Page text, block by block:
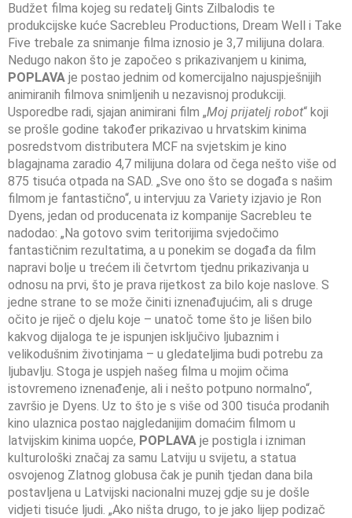
Budžet filma kojeg su redatelj Gints Zilbalodis te
produkcijske kuće Sacrebleu Productions, Dream Well i Take
Five trebale za snimanje filma iznosio je 3,7 milijuna dolara.
Nedugo nakon što je započeo s prikazivanjem u kinima,
POPLAVA je postao jednim od komercijalno najuspješnijih
animiranih filmova snimljenih u nezavisnoj produkciji.
Usporedbe radi, sjajan animirani film „Moj prijatelj robot“ koji
se prošle godine također prikazivao u hrvatskim kinima
posredstvom distributera MCF na svjetskim je kino
blagajnama zaradio 4,7 milijuna dolara od čega nešto više od
875 tisuća otpada na SAD. „Sve ono što se događa s našim
filmom je fantastično“, u intervjuu za Variety izjavio je Ron
Dyens, jedan od producenata iz kompanije Sacrebleu te
nadodao: „Na gotovo svim teritorijima svjedočimo
fantastičnim rezultatima, a u ponekim se događa da film
napravi bolje u trećem ili četvrtom tjednu prikazivanja u
odnosu na prvi, što je prava rijetkost za bilo koje naslove. S
jedne strane to se može činiti iznenađujućim, ali s druge
očito je riječ o djelu koje – unatoč tome što je lišen bilo
kakvog dijaloga te je ispunjen isključivo ljubaznim i
velikodušnim životinjama – u gledateljima budi potrebu za
ljubavlju. Stoga je uspjeh našeg filma u mojim očima
istovremeno iznenađenje, ali i nešto potpuno normalno“,
završio je Dyens. Uz to što je s više od 300 tisuća prodanih
kino ulaznica postao najgledanijim domaćim filmom u
latvijskim kinima uopće, POPLAVA je postigla i izniman
kulturološki značaj za samu Latviju u svijetu, a statua
osvojenog Zlatnog globusa čak je punih tjedan dana bila
postavljena u Latvijski nacionalni muzej gdje su je došle
vidjeti tisuće ljudi. „Ako ništa drugo, to je jako lijep podizač